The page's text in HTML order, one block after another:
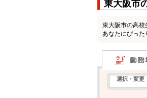
東大阪市
東大阪市の高校
あなたにぴった
勤務地で検索
選択・変更